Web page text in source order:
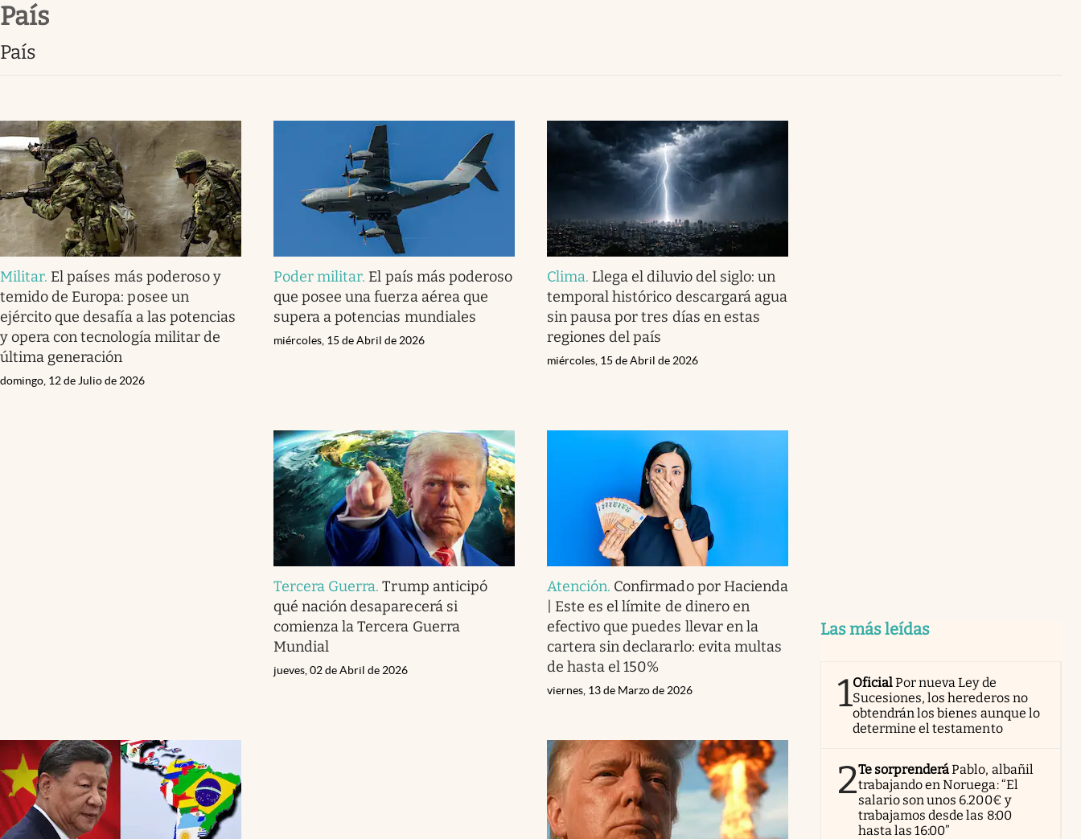
Infotechnology
Eventos Corporativos
El Cronista Studio
Mediakit
abre en nueva pestaña
país
país
Militar. El países más poderoso y
temido de Europa: posee un
ejército que desafía a las potencias
y opera con tecnología militar de
última generación
domingo, 12 de Julio de 2026
Poder militar. El país más poderoso
que posee una fuerza aérea que
supera a potencias mundiales
miércoles, 15 de Abril de 2026
Clima. Llega el diluvio del siglo: un
temporal histórico descargará agua
sin pausa por tres días en estas
regiones del país
miércoles, 15 de Abril de 2026
Tercera Guerra.Trump anticipó
qué nación desaparecerá si
comienza la Tercera Guerra
Mundial
jueves, 02 de Abril de 2026
Atención. Confirmado por Hacienda
| Este es el límite de dinero en
efectivo que puedes llevar en la
cartera sin declararlo: evita multas
de hasta el 150%
viernes, 13 de Marzo de 2026
Las más leídas
1OficialPor nueva Ley de
Sucesiones, los herederos no
obtendrán los bienes aunque lo
determine el testamento
2Te sorprenderáPablo, albañil
trabajando en Noruega: “El
salario son unos 6.200€ y
trabajamos desde las 8:00
hasta las 16:00”